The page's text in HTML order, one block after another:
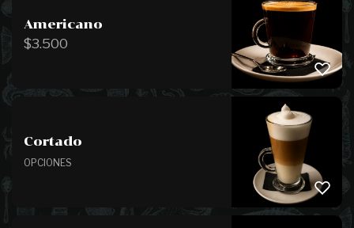
Americano
$3.500
Cortado
OPCIONES